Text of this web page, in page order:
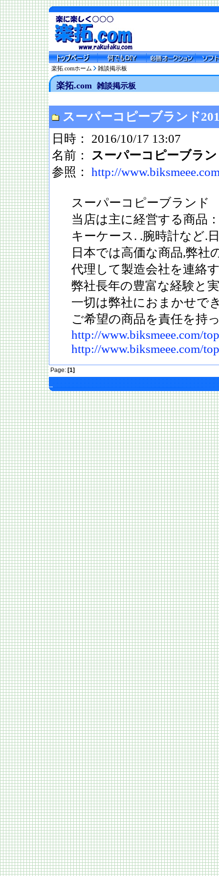
楽拓.comホーム 雑談掲示板
楽拓.com 雑談掲示板
スーパーコピーブランド
日時： 2016/10/17 13:07
名前： スーパーコピーブラ
参照： http://
スーパーコピーブランド
当店は主に経営する商品
キーケース. .腕時計など.
日本では高価な商品,弊社
代理して製造会社を連絡
弊社長年の豊富な経験と
一切は弊社におまかせで
ご希望の商品を責任を持
http://www.biksmeee.com/
http://www.biksmeee.com/
Page: [1]